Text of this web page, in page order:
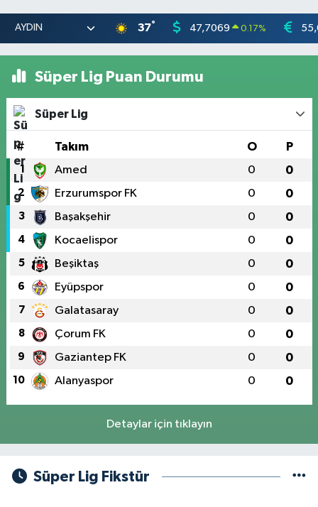
37° 47,7069 0.17%
Süper Lig Puan Durumu
Süper Lig
# Takım O P
1 Amed 0 0
2 Erzurumspor FK 0 0
3 Başakşehir 0 0
4 Kocaelispor 0 0
5 Beşiktaş 0 0
6 Eyüpspor 0 0
7 Galatasaray 0 0
8 Çorum FK 0 0
9 Gaziantep FK 0 0
10 Alanyaspor 0 0
Detaylar için tıklayın
Süper Lig Fikstür